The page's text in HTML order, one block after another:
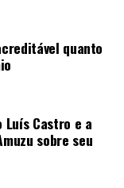
quanto
Castro e a
sobre seu